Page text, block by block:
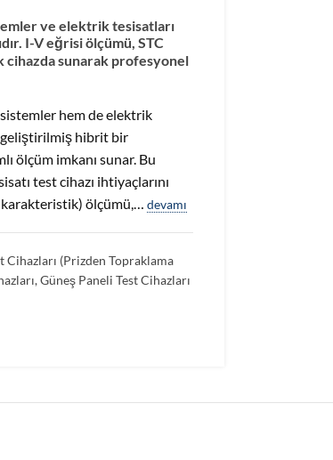
ve elektrik tesisatları
I-V eğrisi ölçümü, STC
cihazda sunarak profesyonel
hem de elektrik
geliştirilmiş hibrit bir
ölçüm imkanı sunar. Bu
test cihazı ihtiyaçlarını
ölçümü,… devamı
(Prizden Topraklama
,Güneş Paneli Test Cihazları